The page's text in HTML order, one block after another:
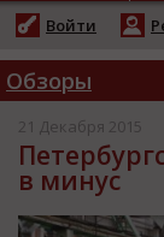
Войти
Обзоры
21 Декабря 2015
в минус